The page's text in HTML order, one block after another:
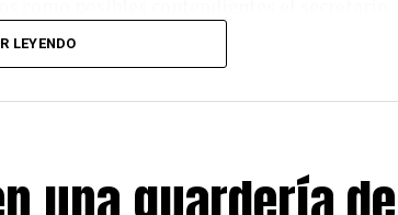
federal María Angélica Granados; el
Alan Falomir, y el diputado Alfredo
Estado confirme oficialmente la
la titularidad de la Secretaría de
LEYENDO